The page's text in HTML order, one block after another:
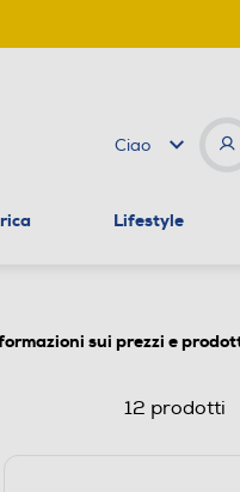
Ciao
Lifestyle
sui prezzi e
12 prodotti